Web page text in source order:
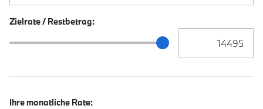
Zielrate / Restbetrag:
Zielrate / Restbetrag Schieberegler
Ihre monatliche Rate: